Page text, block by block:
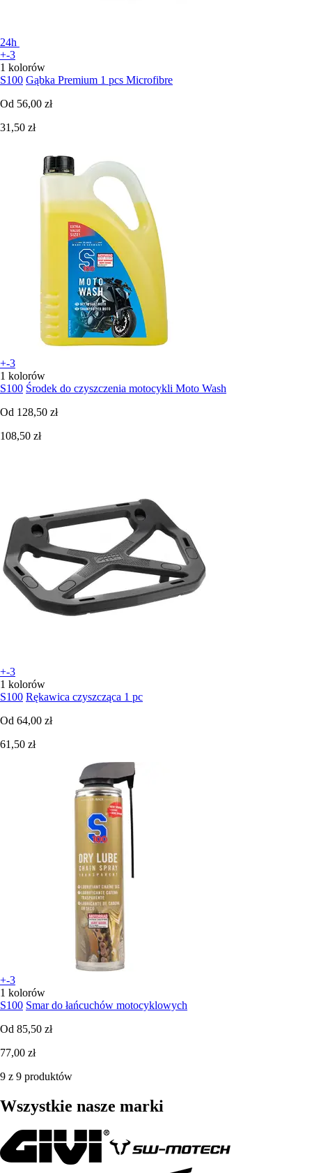
24h
+-3
1 kolorów
S100 Gąbka Premium 1 pcs Microfibre
Od 56,00 zł
31,50 zł
+-3
1 kolorów
S100 Środek do czyszczenia motocykli Moto Wash
Od 128,50 zł
108,50 zł
+-3
1 kolorów
S100 Rękawica czyszcząca 1 pc
Od 64,00 zł
61,50 zł
+-3
1 kolorów
S100 Smar do łańcuchów motocyklowych
Od 85,50 zł
77,00 zł
9 z 9 produktów
Wszystkie nasze marki